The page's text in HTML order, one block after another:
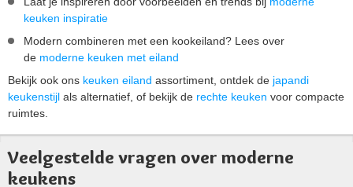
keuken inspiratie
Modern combineren met een kookeiland? Lees over
de moderne keuken met eiland
Bekijk ook ons keuken eiland assortiment, ontdek de japandi
keukenstijl als alternatief, of bekijk de rechte keuken voor compacte
ruimtes.
Veelgestelde vragen over moderne
keukens